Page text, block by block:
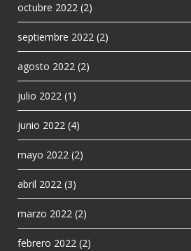
octubre 2022 (2)
septiembre 2022 (2)
agosto 2022 (2)
julio 2022 (1)
junio 2022 (4)
mayo 2022 (2)
abril 2022 (3)
marzo 2022 (2)
febrero 2022 (2)